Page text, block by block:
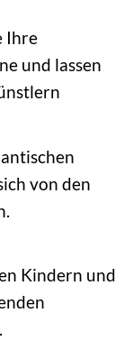
Ihre
und lassen
von den
Kindern und